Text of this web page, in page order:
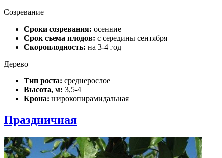
Созревание
Сроки созревания: осенние
Срок съема плодов: с середины сентября
Скороплодность: на 3-4 год
Дерево
Тип роста: среднерослое
Высота, м: 3,5-4
Крона: широкопирамидальная
Праздничная